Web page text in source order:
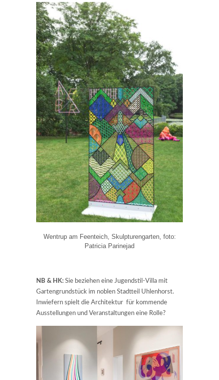
Wentrup am Feenteich, Skulpturengarten, foto:
Patricia Parinejad
NB & HK: Sie beziehen eine Jugendstil-Villa mit
Gartengrundstück im noblen Stadtteil Uhlenhorst.
Inwiefern spielt die Architektur für kommende
Ausstellungen und Veranstaltungen eine Rolle?